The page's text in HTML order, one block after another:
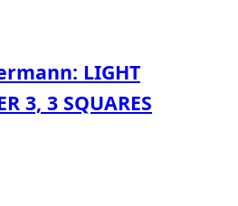
LIGHT
3, 3 SQUARES